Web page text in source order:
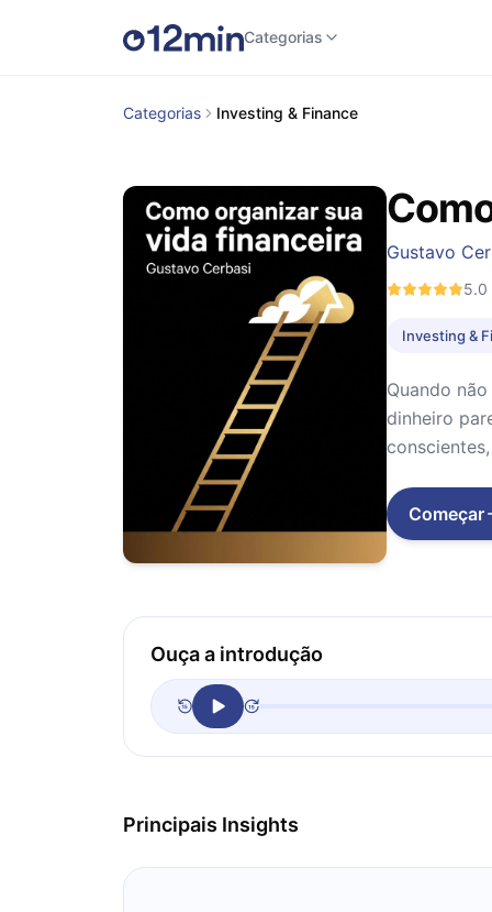
Categorias
Categorias Investing & Finance
Gustavo
5.0
Investing &
Quando
dinheiro
Começar
Ouça a introdução
Principais Insights